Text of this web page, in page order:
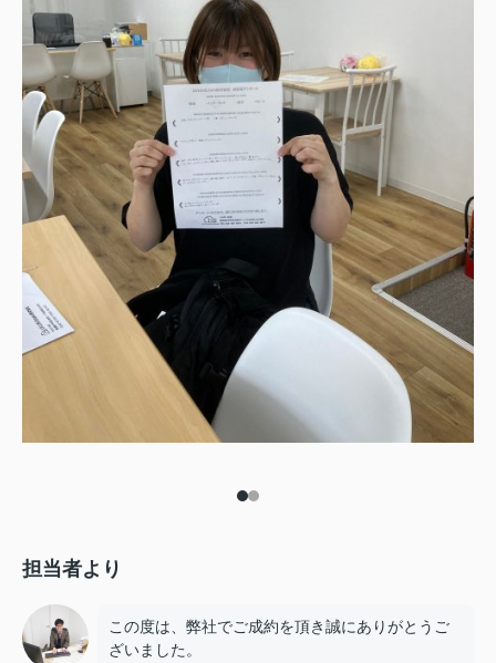
担当者より
この度は、弊社でご成約を頂き誠にありがとうご
ざいました。